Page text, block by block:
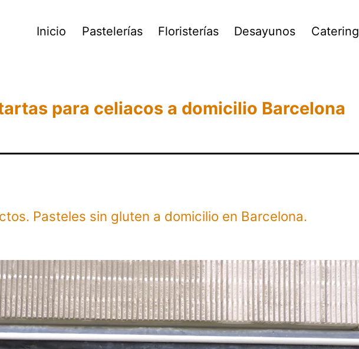
Inicio Pastelerías Floristerías Desayunos Catering
para celiacos a domicilio Barcelona
Pasteles sin gluten a domicilio en Barcelona.